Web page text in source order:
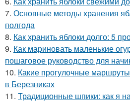
7. Основные методы хранения
полгода
8. Как хранить яблоки долго: 5
9. Как мариновать маленькие
пошаговое руководство для
10. Какие прогулочные
в Березниках
11. Традиционные шпики: как я